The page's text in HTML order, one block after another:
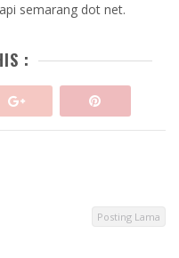
semarang dot net.
:
Posting Lama